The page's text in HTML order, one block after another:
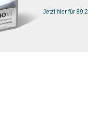
Jetzt hier für